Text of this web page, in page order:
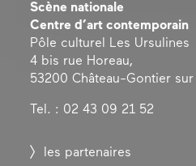
Scène nationale
Centre d’art contemporain
Pôle culturel Les Ursulines
4 bis rue Horeau,
53200 Château-Gontier sur
Tel. : 02 43 09 21 52
les partenaires